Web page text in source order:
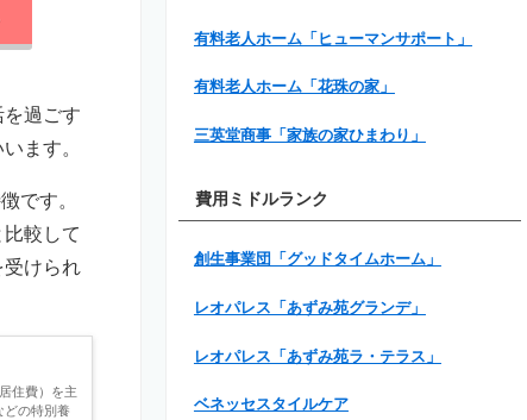
過ごす
ます。
です。
較して
けられ
住費）を主
どの特別養
有料老人ホーム「ヒューマンサポート」
有料老人ホーム「花珠の家」
三英堂商事「家族の家ひまわり」
費用ミドルランク
創生事業団「グッドタイムホーム」
レオパレス「あずみ苑グランデ」
レオパレス「あずみ苑ラ・テラス」
ベネッセスタイルケア